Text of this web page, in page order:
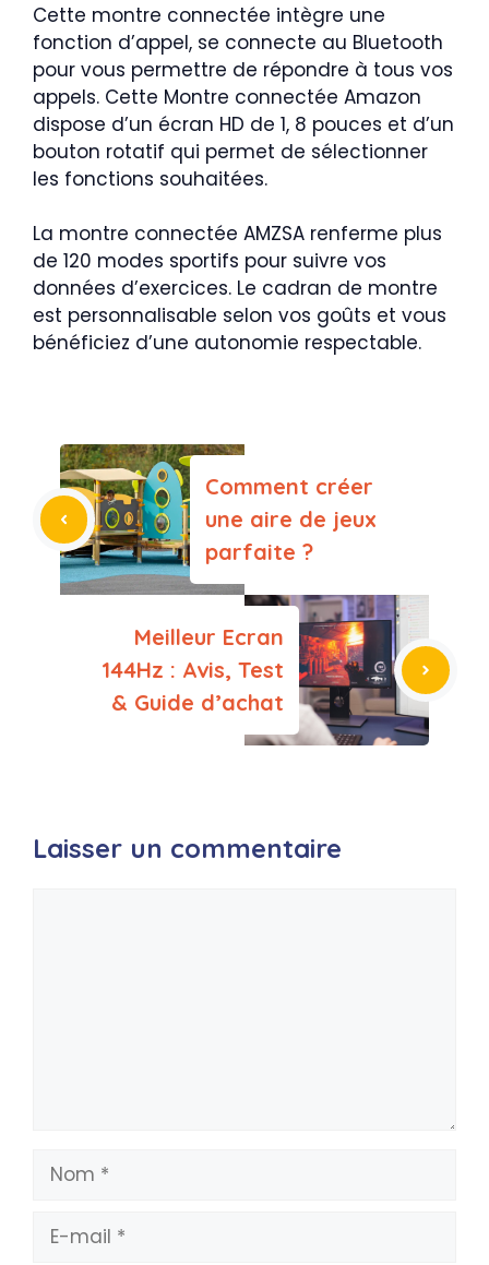
Cette montre connectée intègre une
fonction d’appel, se connecte au Bluetooth
pour vous permettre de répondre à tous vos
appels. Cette Montre connectée Amazon
dispose d’un écran HD de 1, 8 pouces et d’un
bouton rotatif qui permet de sélectionner
les fonctions souhaitées.
La montre connectée AMZSA renferme plus
de 120 modes sportifs pour suivre vos
données d’exercices. Le cadran de montre
est personnalisable selon vos goûts et vous
bénéficiez d’une autonomie respectable.
Comment créer
une aire de jeux
parfaite ?
Meilleur Ecran
144Hz : Avis, Test
& Guide d’achat
Laisser un commentaire
Nom
mail